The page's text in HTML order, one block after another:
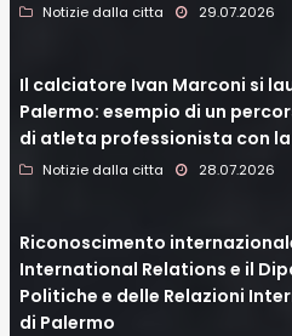
Notizie dalla citta 29.07.2026
Il calciatore Ivan Marconi si
Palermo: esempio di un
di atleta professionista con
Notizie dalla citta 28.07.2026
Riconoscimento
International Relations e il
Politiche e delle Relazioni
di Palermo